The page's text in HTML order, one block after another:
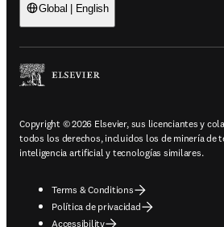
Global | English
Copyright © 2026 Elsevier, sus licenciantes y
todos los derechos, incluidos los de minería de
inteligencia artificial y tecnologías similares.
Terms & Conditions
Política de privacidad
Accessibility